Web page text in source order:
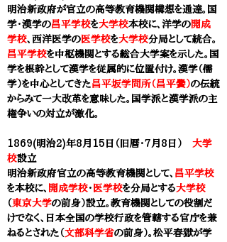
明治新政府が官立の高等教育機関構想を通達。国
学・漢学の昌平学校を大学校本校に、洋学の開成
学校、西洋医学の 医学校を大学校分局として統合。
昌平学校を中枢機関とする総合大学案を示した。国
学を根幹として漢学を従属的に位置付け。漢学（儒
学）を中心としてきた 昌平坂学問所（昌平黌）の伝統
からみて一大改革を意味した。国学派と漢学派の主
権争いの対立が激化。
1869(明治2)年8月15日（旧暦・7月8日） 大学
校設立
明治新政府官立の高等教育機関 として、 昌平学校
を本校に、 開成学校・ 医学校を分局とする大学校
（東京大学の前身）設立。教育機関としての役割だ
けでなく、日本全国の学校行政を管轄する官庁を兼
ねるとされた（文部科学省の前身）。松平春獄が学